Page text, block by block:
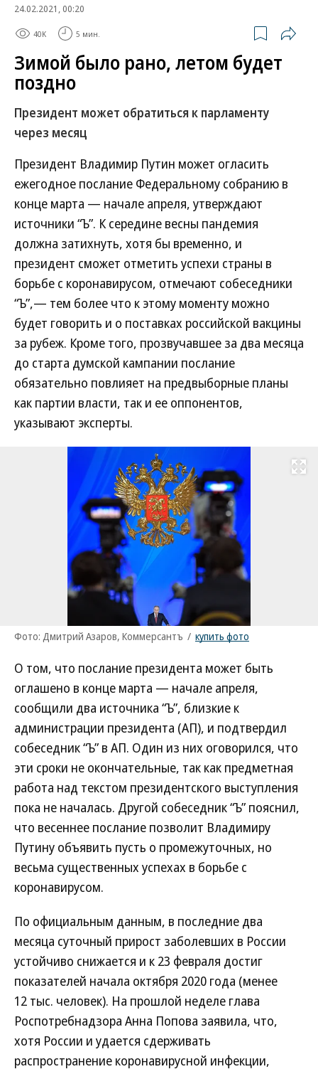
24.02.2021, 00:20
40K 5 мин.
Зимой было рано, летом будет
поздно
Президент может обратиться к парламенту
через месяц
Президент Владимир Путин может огласить
ежегодное послание Федеральному собранию в
конце марта — начале апреля, утверждают
источники “Ъ”. К середине весны пандемия
должна затихнуть, хотя бы временно, и
президент сможет отметить успехи страны в
борьбе с коронавирусом, отмечают собеседники
“Ъ”,— тем более что к этому моменту можно
будет говорить и о поставках российской вакцины
за рубеж. Кроме того, прозвучавшее за два месяца
до старта думской кампании послание
обязательно повлияет на предвыборные планы
как партии власти, так и ее оппонентов,
указывают эксперты.
Развернуть
Фото: Дмитрий Азаров, Коммерсантъ / купить фото
О том, что послание президента может быть
оглашено в конце марта — начале апреля,
сообщили два источника “Ъ”, близкие к
администрации президента (АП), и подтвердил
собеседник “Ъ” в АП. Один из них оговорился, что
эти сроки не окончательные, так как предметная
работа над текстом президентского выступления
пока не началась. Другой собеседник “Ъ” пояснил,
что весеннее послание позволит Владимиру
Путину объявить пусть о промежуточных, но
весьма существенных успехах в борьбе с
коронавирусом.
По официальным данным, в последние два
месяца суточный прирост заболевших в России
устойчиво снижается и к 23 февраля достиг
показателей начала октября 2020 года (менее
12 тыс. человек). На прошлой неделе глава
Роспотребнадзора Анна Попова заявила, что,
хотя России и удается сдерживать
распространение коронавирусной инфекции,